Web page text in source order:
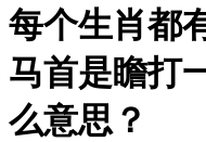
每个生肖都
马首是瞻打
么意思？